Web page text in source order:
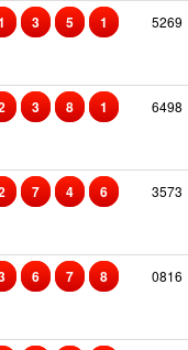
3 5 1 5269
3 8 1 6498
7 4 6 3573
6 7 8 0816